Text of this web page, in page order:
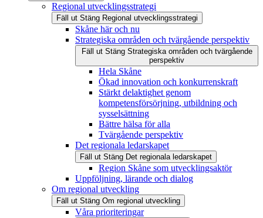
Regional utvecklingsstrategi
Fäll ut Stäng Regional utvecklingsstrategi
Skåne här och nu
Strategiska områden och tvärgående perspektiv
Fäll ut Stäng Strategiska områden och tvärgående
perspektiv
Hela Skåne
Ökad innovation och konkurrenskraft
Stärkt delaktighet genom
kompetensförsörjning, utbildning och
sysselsättning
Bättre hälsa för alla
Tvärgående perspektiv
Det regionala ledarskapet
Fäll ut Stäng Det regionala ledarskapet
Region Skåne som utvecklingsaktör
Uppföljning, lärande och dialog
Om regional utveckling
Fäll ut Stäng Om regional utveckling
Våra prioriteringar